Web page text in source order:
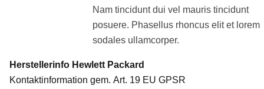
Nam tincidunt dui vel mauris tincidunt
posuere. Phasellus rhoncus elit et lorem
sodales ullamcorper.
Herstellerinfo Hewlett Packard
Kontaktinformation gem. Art. 19 EU GPSR